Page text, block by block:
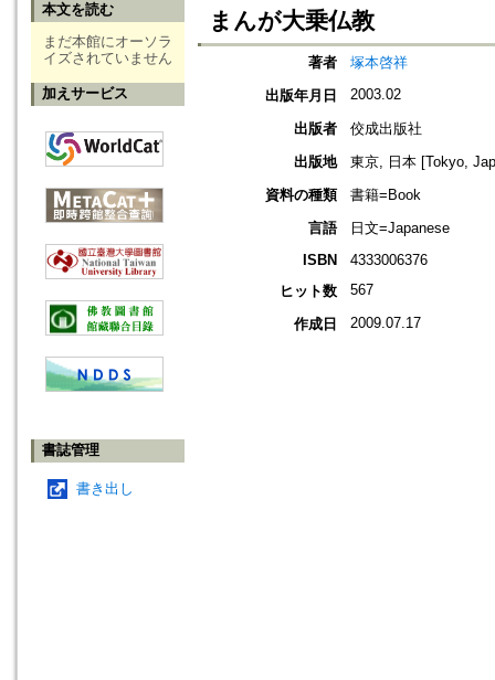
本文を読む
まだ本館にオーソラ
イズされていません
加えサービス
書誌管理
書き出し
まんが大乗仏教
著者
塚本啓祥
出版年月日
2003.02
出版者
佼成出版社
出版地
東京, 日本 [Tokyo,
資料の種類
書籍=Book
言語
日文=Japanese
ISBN
4333006376
ヒット数
567
作成日 2009.07.17